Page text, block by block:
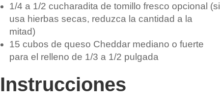
1/4 a 1/2 cucharadita de tomillo fresco opcional (si
usa hierbas secas, reduzca la cantidad a la
mitad)
15 cubos de queso Cheddar mediano o fuerte
para el relleno de 1/3 a 1/2 pulgada
Instrucciones